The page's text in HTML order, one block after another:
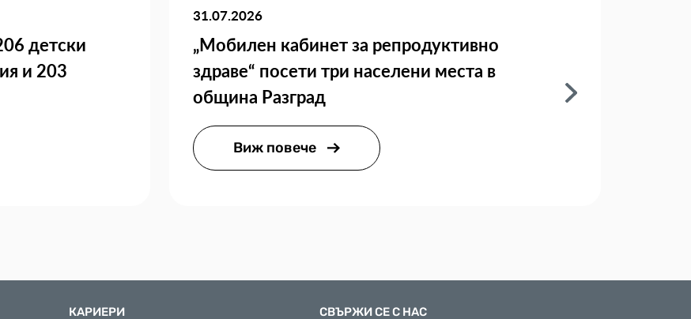
детски
и 203
31.07.2026
„Мобилен кабинет за репродуктивно
здраве“ посети три населени места в
община Разград
Виж повече
КАРИЕРИ СВЪРЖИ СЕ С НАС